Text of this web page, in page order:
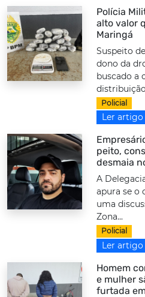
Polícia
alto valor
Maringá
Suspeito
dono da
buscado a
Policial
Ler artigo
peito,
desmaia
A
apura se o
uma
Zona...
Policial
Ler artigo
Homem
e mulher
furtada